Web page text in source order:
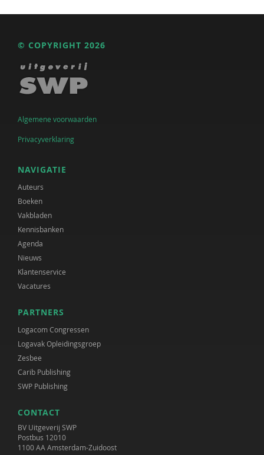
© COPYRIGHT 2026
Algemene voorwaarden
Privacyverklaring
NAVIGATIE
Auteurs
Boeken
Vakbladen
Kennisbanken
Agenda
Nieuws
Klantenservice
Vacatures
PARTNERS
Logacom Congressen
Logavak Opleidingsgroep
Zesbee
Carib Publishing
SWP Publishing
CONTACT
BV Uitgeverij SWP
Postbus 12010
1100 AA Amsterdam-Zuidoost